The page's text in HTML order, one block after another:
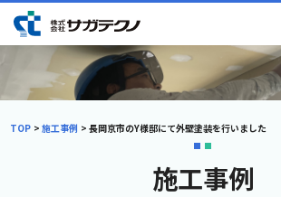
施工事例
TOP 施工事例 長岡京市のY様邸にて外壁塗装を行いました